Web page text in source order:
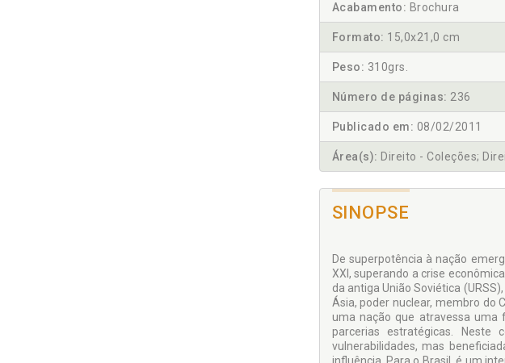
Acabamento: Brochura
Formato: 15,0x21,0 cm
Peso: 310grs.
Número de páginas: 236
Publicado em: 08/02/2011
Área(s): Direito - Coleções;
SINOPSE
De superpotência à nação
XXI, superando a crise
da antiga União Soviética
Ásia, poder nuclear, membro do
uma nação que atravessa uma
parcerias estratégicas. Neste
vulnerabilidades, mas